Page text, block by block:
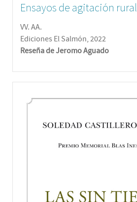
Ensayos de agitación rural
VV. AA.
Ediciones El Salmón, 2022
Reseña de Jeromo Aguado